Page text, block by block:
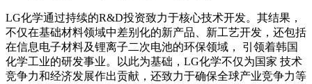
LG化学通过持续的R&D投资致力于核心技术开发。其结果，
不仅在基础材料领域中差别化的新产品、新工艺开发，还包括
在信息电子材料及锂离子二次电池的环保领域， 引领着韩国
化学工业的研发事业。以此为基础，LG化学不仅为国家 技术
竞争力和经济发展作出贡献，还致力于确保全球产业竞争力等